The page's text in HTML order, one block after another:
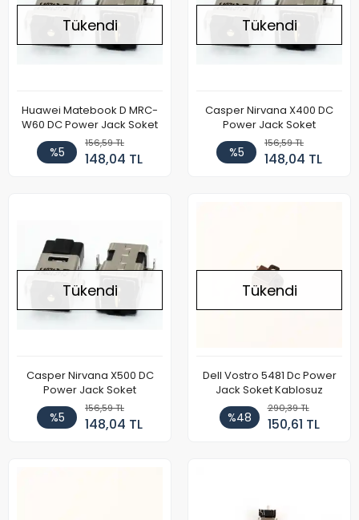
Tükendi
Huawei Matebook D MRC-
W60 DC Power Jack Soket
%5
156,59 TL
148,04 TL
Tükendi
Casper Nirvana X400 DC
Power Jack Soket
%5
156,59 TL
148,04 TL
Tükendi
Casper Nirvana X500 DC
Power Jack Soket
%5
156,59 TL
148,04 TL
Tükendi
Dell Vostro 5481 Dc Power
Jack Soket Kablosuz
%48
290,39 TL
150,61 TL